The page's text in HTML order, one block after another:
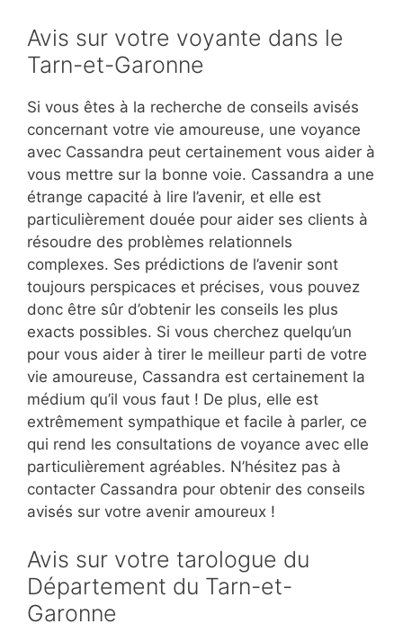
Avis sur votre voyante dans le
Tarn-et-Garonne
Si vous êtes à la recherche de conseils avisés
concernant votre vie amoureuse, une voyance
avec Cassandra peut certainement vous aider à
vous mettre sur la bonne voie. Cassandra a une
étrange capacité à lire l’avenir, et elle est
particulièrement douée pour aider ses clients à
résoudre des problèmes relationnels
complexes. Ses prédictions de l’avenir sont
toujours perspicaces et précises, vous pouvez
donc être sûr d’obtenir les conseils les plus
exacts possibles. Si vous cherchez quelqu’un
pour vous aider à tirer le meilleur parti de votre
vie amoureuse, Cassandra est certainement la
médium qu’il vous faut ! De plus, elle est
extrêmement sympathique et facile à parler, ce
qui rend les consultations de voyance avec elle
particulièrement agréables. N’hésitez pas à
contacter Cassandra pour obtenir des conseils
avisés sur votre avenir amoureux !
Avis sur votre tarologue du
Département du Tarn-et-
Garonne